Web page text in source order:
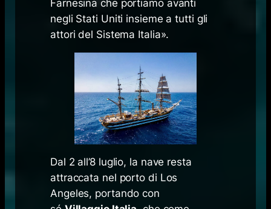
Farnesina che portiamo avanti
negli Stati Uniti insieme a tutti gli
attori del Sistema Italia».
Dal 2 all’8 luglio, la nave resta
attraccata nel porto di Los
Angeles, portando con